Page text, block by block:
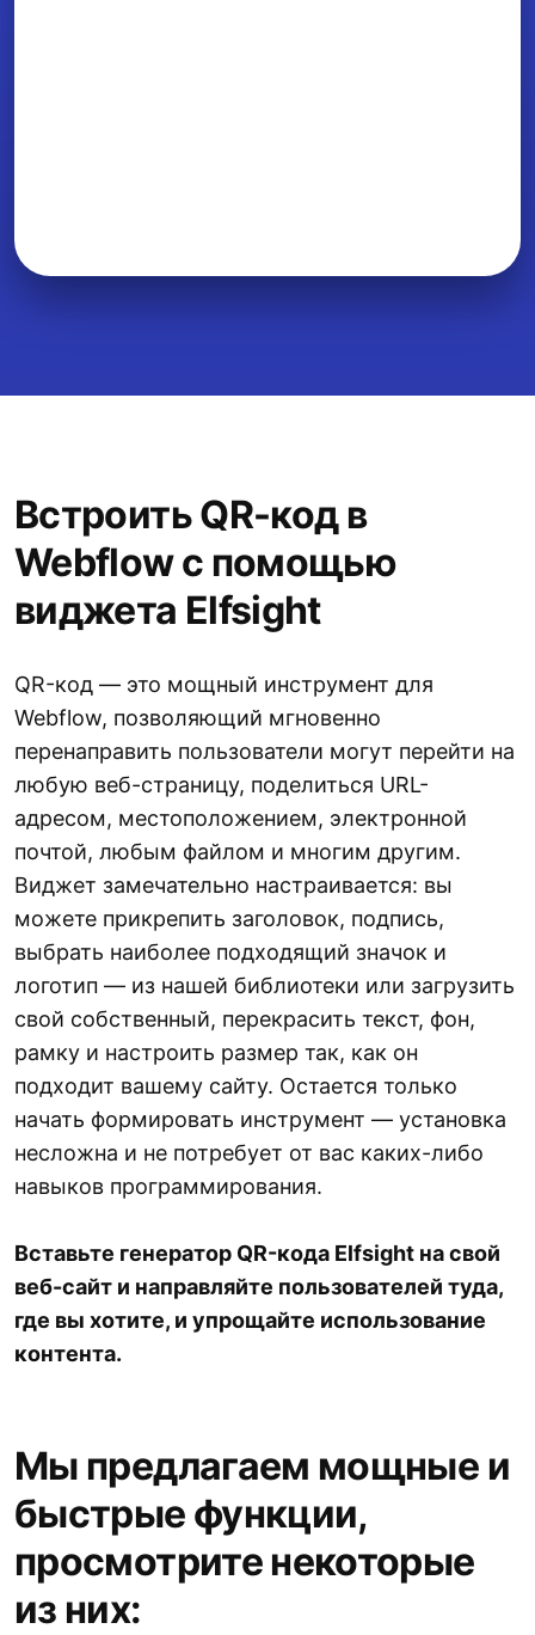
Встроить QR-код в
Webflow с помощью
виджета Elfsight
QR-код — это мощный инструмент для
Webflow, позволяющий мгновенно
перенаправить пользователи могут перейти на
любую веб-страницу, поделиться URL-
адресом, местоположением, электронной
почтой, любым файлом и многим другим.
Виджет замечательно настраивается: вы
можете прикрепить заголовок, подпись,
выбрать наиболее подходящий значок и
логотип — из нашей библиотеки или загрузить
свой собственный, перекрасить текст, фон,
рамку и настроить размер так, как он
подходит вашему сайту. Остается только
начать формировать инструмент — установка
несложна и не потребует от вас каких-либо
навыков программирования.
Вставьте генератор QR-кода Elfsight на свой
веб-сайт и направляйте пользователей туда,
где вы хотите, и упрощайте использование
контента.
Мы предлагаем мощные и
быстрые функции,
просмотрите некоторые
из них: